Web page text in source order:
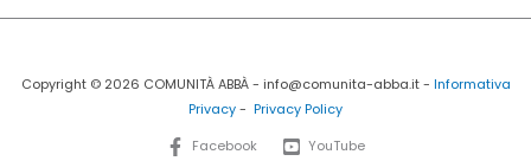
Copyright © 2026 COMUNITÀ ABBÀ - info@comunita-abba.it - Informativa
Privacy - Privacy Policy
Facebook YouTube